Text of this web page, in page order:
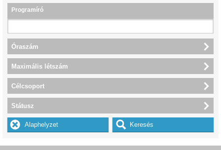
Programíró
Óraszám
Maximális létszám
Célcsoport
Státusz